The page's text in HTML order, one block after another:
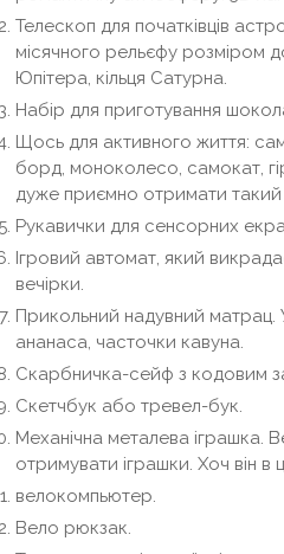
Телескоп для початківців
місячного рельєфу розміром
Юпітера, кільця Сатурна.
Набір для приготування
Щось для активного життя:
борд, моноколесо, самокат,
дуже приємно отримати
Рукавички для сенсорних
Ігровий автомат, який
вечірки.
Прикольний надувний матрац.
ананаса, часточки кавуна.
Скарбничка-сейф з кодовим
Скетчбук або тревел-бук.
Механічна металева іграшка.
отримувати іграшки. Хоч він в
велокомпьютер.
Вело рюкзак.